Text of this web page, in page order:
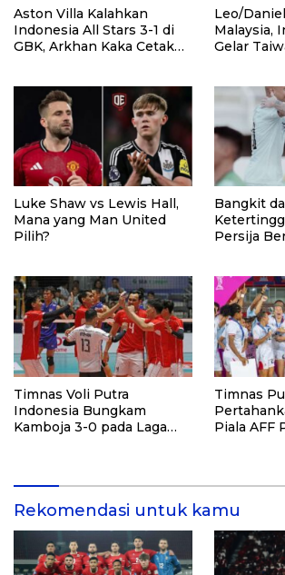
Aston Villa Kalahkan
Indonesia All Stars 3-1 di
GBK, Arkhan Kaka Cetak
Leo/
Malaysia,
Gelar
Luke Shaw vs Lewis Hall,
Mana yang Man United
Pilih?
Bangkit
Persija
Timnas Voli Putra
Indonesia Bungkam
Kamboja 3-0 pada Laga
Timnas
Piala AFF
Rekomendasi untuk kamu